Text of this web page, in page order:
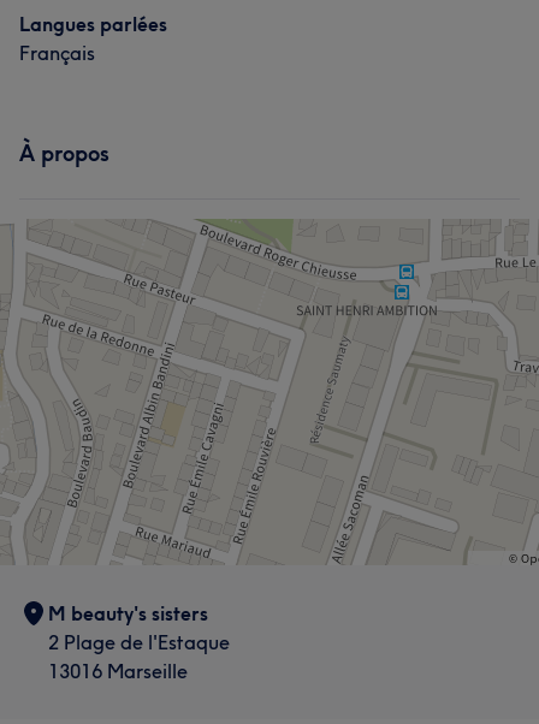
Langues parlées
Français
À propos
M beauty's sisters
2 Plage de l'Estaque
13016 Marseille